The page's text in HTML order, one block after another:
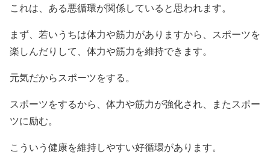
これは、ある悪循環が関係していると思われます。
まず、若いうちは体力や筋力がありますから、スポーツを
楽しんだりして、体力や筋力を維持できます。
元気だからスポーツをする。
スポーツをするから、体力や筋力が強化され、またスポー
ツに励む。
こういう健康を維持しやすい好循環があります。